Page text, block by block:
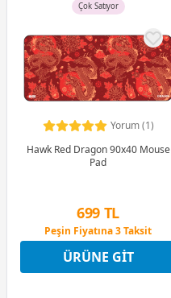
Çok Satıyor
Yorum (1)
Hawk Red Dragon 90x40 Mouse
Pad
699 TL
Peşin Fiyatına 3 Taksit
12 Ay x 82 TL taksitle
Peşin Fiyatına 3 Taksit
ÜRÜNE GIT